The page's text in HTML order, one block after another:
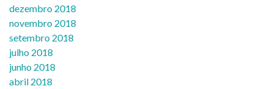
dezembro 2018
novembro 2018
setembro 2018
julho 2018
junho 2018
abril 2018